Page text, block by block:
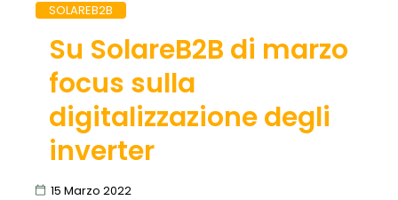
SOLAREB2B
Su SolareB2B di marzo
focus sulla
digitalizzazione degli
inverter
15 Marzo 2022